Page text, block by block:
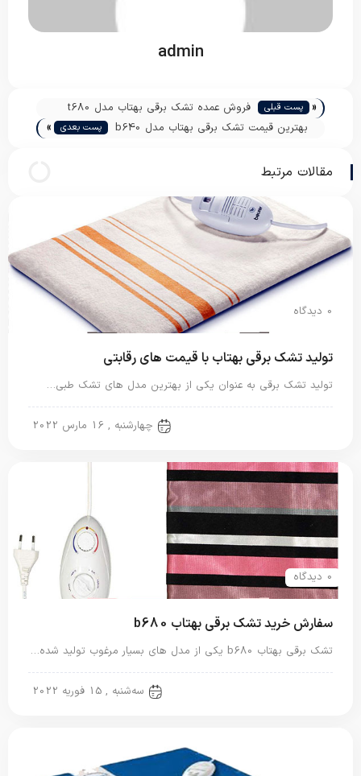
admin
« پست قبلی
فروش عمده تشک برقی بهتاب مدل t680
بهترین قیمت تشک برقی بهتاب مدل b640
پست بعدی »
مقالات مرتبط
0 دیدگاه
تولید تشک برقی بهتاب با قیمت های رقابتی
تولید تشک برقی به عنوان یکی از بهترین مدل های تشک طبی…
چهارشنبه , 16 مارس 2022
0 دیدگاه
سفارش خرید تشک برقی بهتاب b680
تشک برقی بهتاب b680 یکی از مدل های بسیار مرغوب تولید شده…
سه‌شنبه , 15 فوریه 2022